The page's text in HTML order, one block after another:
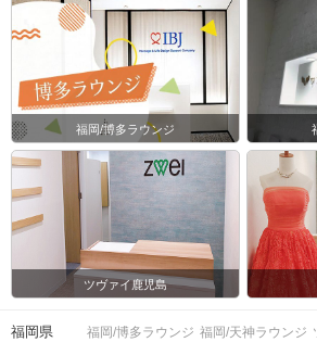
福岡/博多ラウンジ
ツヴァイ鹿児島
福岡県 福岡/博多ラウンジ 福岡/天神ラウンジ